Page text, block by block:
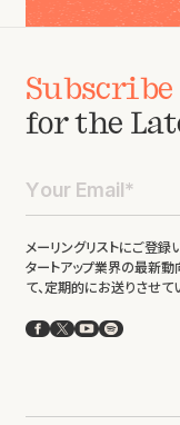
Subscribe
for the
メーリングリストにご登
タートアップ業界の最新
て、定期的にお送りさせて
Facebook
X YouTube
Spotify